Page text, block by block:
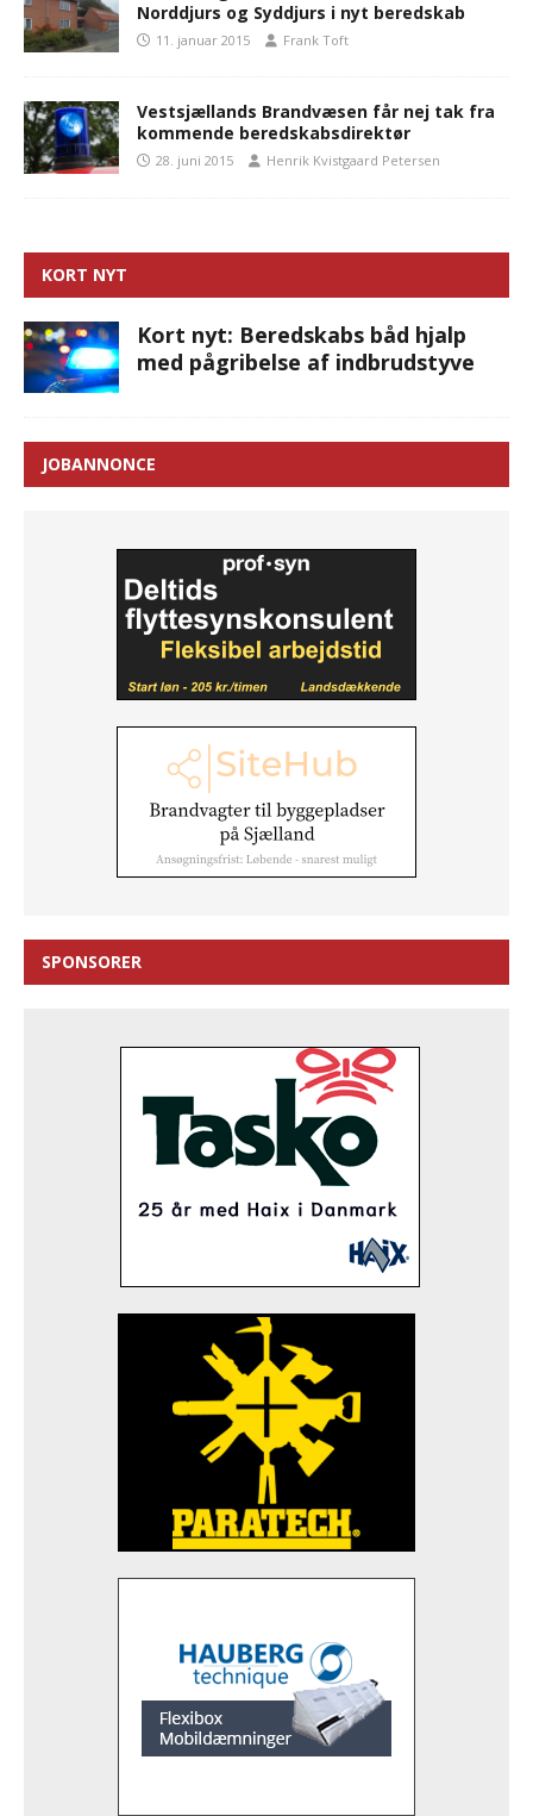
Norddjurs og Syddjurs i nyt beredskab
11. januar 2015 Frank Toft
Vestsjællands Brandvæsen får nej tak fra
kommende beredskabsdirektør
28. juni 2015 Henrik Kvistgaard Petersen
KORT NYT
Kort nyt: Beredskabs båd hjalp
med pågribelse af indbrudstyve
JOBANNONCE
SPONSORER